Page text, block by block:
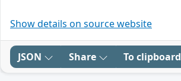
Show details on source website
JSON Share To clipboard